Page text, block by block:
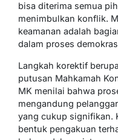
bisa diterima semua
menimbulkan konflik.
keamanan adalah
dalam proses
Langkah korektif
putusan Mahkamah
MK menilai bahwa
mengandung
yang cukup signifikan.
bentuk pengakuan